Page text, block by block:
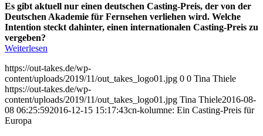
Es gibt aktuell nur einen deutschen Casting-Preis, der von der
Deutschen Akademie für Fernsehen verliehen wird. Welche
Intention steckt dahinter, einen internationalen Casting-Preis zu
vergeben?
Weiterlesen
https://out-takes.de/wp-
content/uploads/2019/11/out_takes_logo01.jpg 0 0 Tina Thiele
https://out-takes.de/wp-
content/uploads/2019/11/out_takes_logo01.jpg Tina Thiele2016-08-
08 06:25:592016-12-15 15:17:43cn-kolumne: Ein Casting-Preis für
Europa